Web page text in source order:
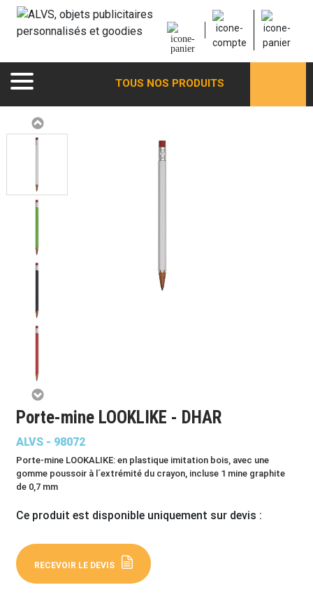
TOUS NOS PRODUITS
Porte-mine LOOKLIKE - DHAR
ALVS - 98072
Porte-mine LOOKALIKE: en plastique imitation bois, avec une
gomme poussoir à l´extrémité du crayon, incluse 1 mine graphite
de 0,7 mm
Ce produit est disponible uniquement sur devis :
RECEVOIR LE DEVIS